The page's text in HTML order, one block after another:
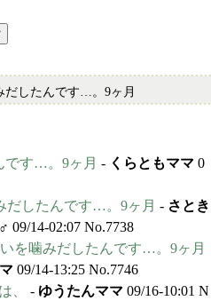
したんです…。9ヶ月
です…。9ヶ月 - くらともママ 0
だしたんです…。9ヶ月 - さとき
09/14-02:07 No.7738
を噛みだしたんです…。9ヶ月
09/14-13:25 No.7746
、
- ゆうたんママ 09/16-10:01 N